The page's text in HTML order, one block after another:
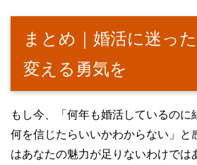
まとめ｜婚活に迷っ
変える勇気を
もし今、「何年も婚活しているのに
何を信じたらいいかわからない」と
はあなたの魅力が足りないわけでは